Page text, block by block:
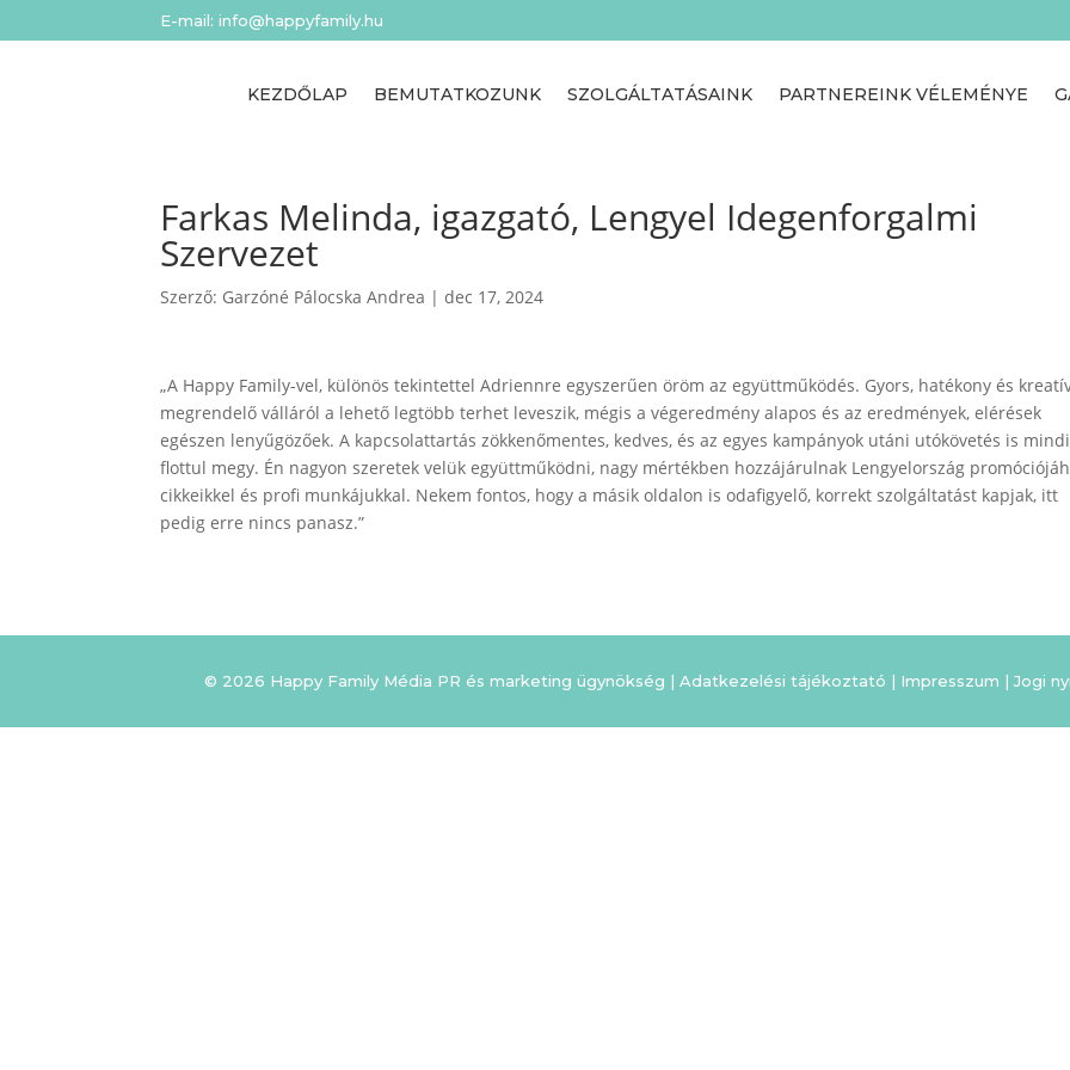
E-mail: info@happyfamily.hu
KEZDŐLAP BEMUTATKOZUNK SZOLGÁLTATÁSAINK PARTNEREINK VÉLEMÉNYE
Farkas Melinda, igazgató, Lengyel Idegenforgalmi
Szervezet
Szerző: Garzóné Pálocska Andrea |dec 17, 2024
„A Happy Family-vel, különös tekintettel Adriennre egyszerűen öröm az együttműködés. Gyors, hatékony és
megrendelő válláról a lehető legtöbb terhet leveszik, mégis a végeredmény alapos és az eredmények, elérések
egészen lenyűgözőek. A kapcsolattartás zökkenőmentes, kedves, és az egyes kampányok utáni utókövetés is
flottul megy. Én nagyon szeretek velük együttműködni, nagy mértékben hozzájárulnak Lengyelország
cikkeikkel és profi munkájukkal. Nekem fontos, hogy a másik oldalon is odafigyelő, korrekt szolgáltatást kapjak, itt
pedig erre nincs panasz.”
© 2026 Happy Family Média PR és marketing ügynökség | Adatkezelési tájékoztató | Impresszum |Jogi